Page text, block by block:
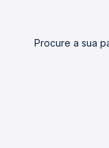
Procure a sua